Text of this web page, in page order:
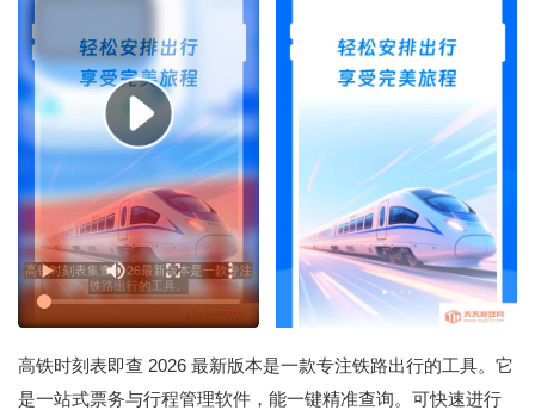
高铁时刻表即查 2026 最新版本是一款专注铁路出行的工具。它
是一站式票务与行程管理软件，能一键精准查询。可快速进行